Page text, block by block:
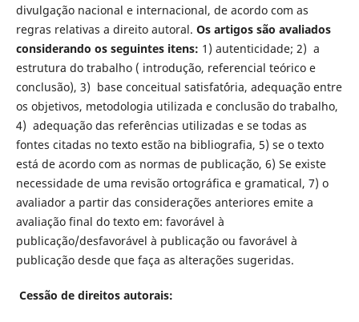
divulgação nacional e internacional, de acordo com as
regras relativas a direito autoral. Os artigos são avaliados
considerando os seguintes itens: 1) autenticidade; 2) a
estrutura do trabalho ( introdução, referencial teórico e
conclusão), 3) base conceitual satisfat´ória, adequação entre
os objetivos, metodologia utilizada e conclusão do trabalho,
4) adequação das referências utilizadas e se todas as
fontes citadas no texto estão na bibliografia, 5) se o texto
está de acordo com as normas de publicação, 6) Se existe
necessidade de uma revisão ortográfica e gramatical, 7) o
avaliador a partir das considerações anteriores emite a
avaliação final do texto em: favorável à
publicação/desfavorável à publicação ou favorável à
publicação desde que faça as alterações sugeridas.
Cessão de direitos autorais: